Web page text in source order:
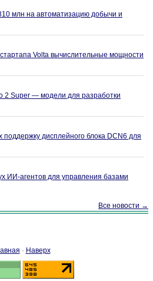
млн на автоматизацию добычи и
Volta вычислительные мощности
2 Super — модели для разработки
поддержку дисплейного блока DCN6 для
ИИ-агентов для управления базами
Все новости →
· Наверх